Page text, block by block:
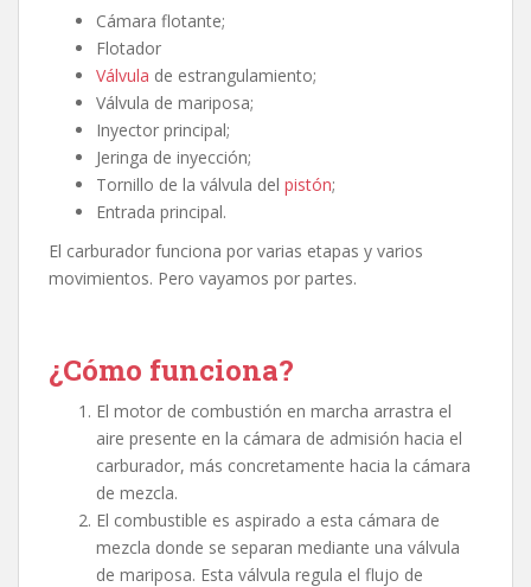
Cámara flotante;
Flotador
Válvula de estrangulamiento;
Válvula de mariposa;
Inyector principal;
Jeringa de inyección;
Tornillo de la válvula del pistón;
Entrada principal.
El carburador funciona por varias etapas y varios
movimientos. Pero vayamos por partes.
¿Cómo funciona?
El motor de combustión en marcha arrastra el
aire presente en la cámara de admisión hacia el
carburador, más concretamente hacia la cámara
de mezcla.
El combustible es aspirado a esta cámara de
mezcla donde se separan mediante una válvula
de mariposa. Esta válvula regula el flujo de